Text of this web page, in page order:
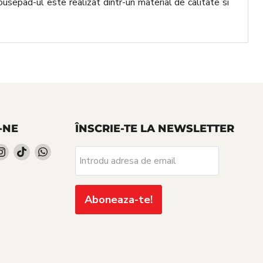
NE
Gasiti-Gasiti-Gasiti-
WhatsApp
ÎNSCRIE-TE LA NEWSLETTER
Introdu adresa de email
Aboneaza-te!